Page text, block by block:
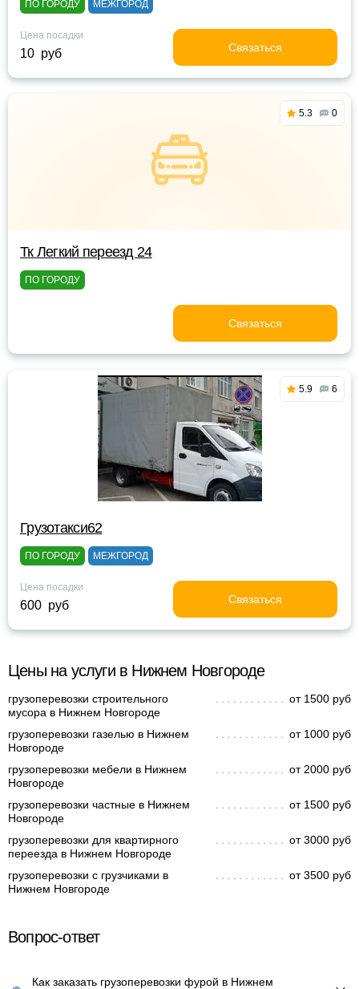
ПО ГОРОДУ МЕЖГОРОД
Цена посадки
10 руб Связаться
5.3 0
Тк Легкий переезд 24
ПО ГОРОДУ
Связаться
5.9 6
Грузотакси62
ПО ГОРОДУ МЕЖГОРОД
Цена посадки
600 руб Связаться
Цены на услуги в Нижнем Новгороде
грузоперевозки строительного
мусора в Нижнем Новгороде
от 1500 руб
грузоперевозки газелью в Нижнем
Новгороде
от 1000 руб
грузоперевозки мебели в Нижнем
Новгороде
от 2000 руб
грузоперевозки частные в Нижнем
Новгороде
от 1500 руб
грузоперевозки для квартирного
переезда в Нижнем Новгороде
от 3000 руб
грузоперевозки с грузчиками в
Нижнем Новгороде
от 3500 руб
Вопрос-ответ
Как заказать грузоперевозки фурой в Нижнем